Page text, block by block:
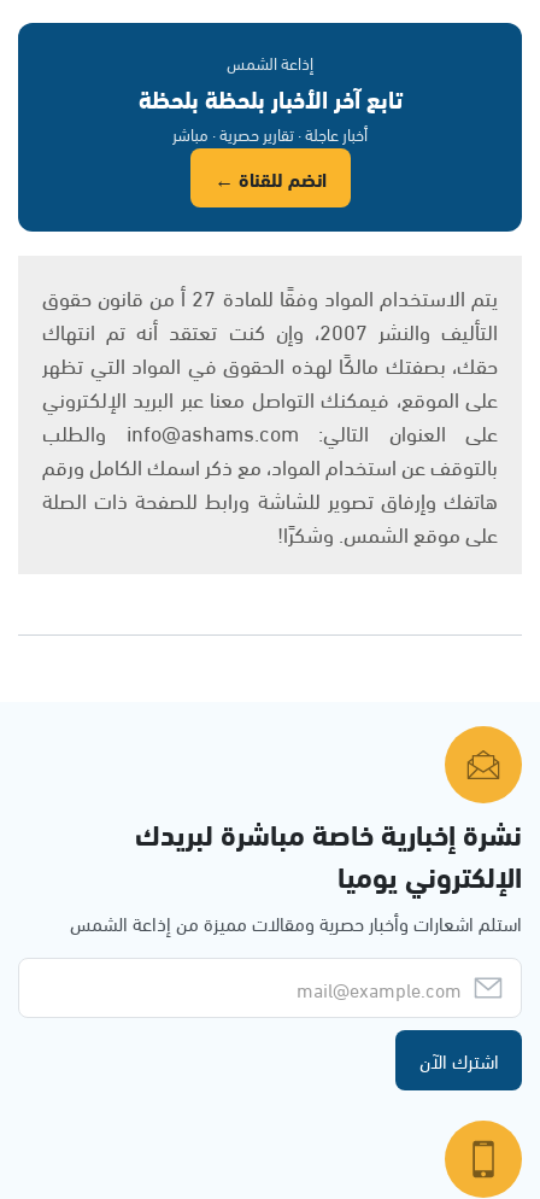
إذاعة الشمس
تابع آخر الأخبار بلحظة بلحظة
أخبار عاجلة · تقارير حصرية · مباشر
انضم للقناة ←
يتم الاستخدام المواد وفقًا للمادة 27 أ من قانون حقوق
التأليف والنشر 2007، وإن كنت تعتقد أنه تم انتهاك
حقك، بصفتك مالكًا لهذه الحقوق في المواد التي تظهر
على الموقع، فيمكنك التواصل معنا عبر البريد الإلكتروني
على العنوان التالي: info@ashams.com والطلب
بالتوقف عن استخدام المواد، مع ذكر اسمك الكامل ورقم
هاتفك وإرفاق تصوير للشاشة ورابط للصفحة ذات الصلة
على موقع الشمس. وشكرًا!
نشرة إخبارية خاصة مباشرة لبريدك
الإلكتروني يوميا
استلم اشعارات وأخبار حصرية ومقالات مميزة من إذاعة الشمس
اشترك الآن